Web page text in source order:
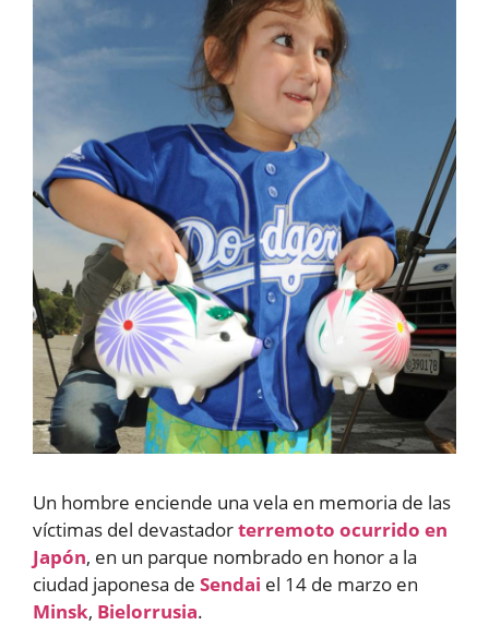
Un hombre enciende una vela en memoria de las
víctimas del devastadorterremoto ocurrido en
Japón, en un parque nombrado en honor a la
ciudad japonesa de Sendai el 14 de marzo en
Minsk, Bielorrusia.